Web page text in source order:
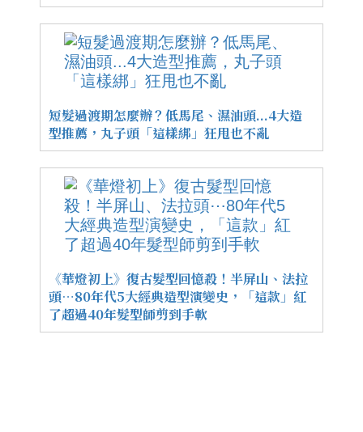
短髮過渡期怎麼辦？低馬尾、濕油頭...4大造
型推薦，丸子頭「這樣綁」狂甩也不亂
《華燈初上》復古髮型回憶殺！半屏山、法拉
頭⋯80年代5大經典造型演變史，「這款」紅
了超過40年髮型師剪到手軟